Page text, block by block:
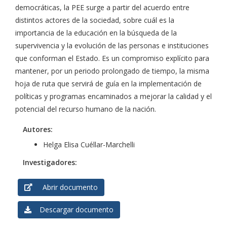
democráticas, la PEE surge a partir del acuerdo entre
distintos actores de la sociedad, sobre cuál es la
importancia de la educación en la búsqueda de la
supervivencia y la evolución de las personas e instituciones
que conforman el Estado. Es un compromiso explícito para
mantener, por un periodo prolongado de tiempo, la misma
hoja de ruta que servirá de guía en la implementación de
políticas y programas encaminados a mejorar la calidad y el
potencial del recurso humano de la nación.
Autores:
Helga Elisa Cuéllar-Marchelli
Investigadores:
Abrir documento
Descargar documento